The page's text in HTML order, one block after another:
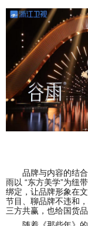
品牌与内容的结
雨以 “东方美学”为纽
绑定，让品牌形象在
节目、聊品牌不违和
三方共赢，也给国货